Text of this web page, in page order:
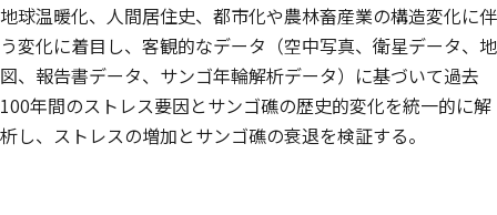
地球温暖化、人間居住史、都市化や農林畜産業の構造変化に伴
う変化に着目し、客観的なデータ（空中写真、衛星データ、地
図、報告書データ、サンゴ年輪解析データ）に基づいて過去
100年間のストレス要因とサンゴ礁の歴史的変化を統一的に解
析し、ストレスの増加とサンゴ礁の衰退を検証する。